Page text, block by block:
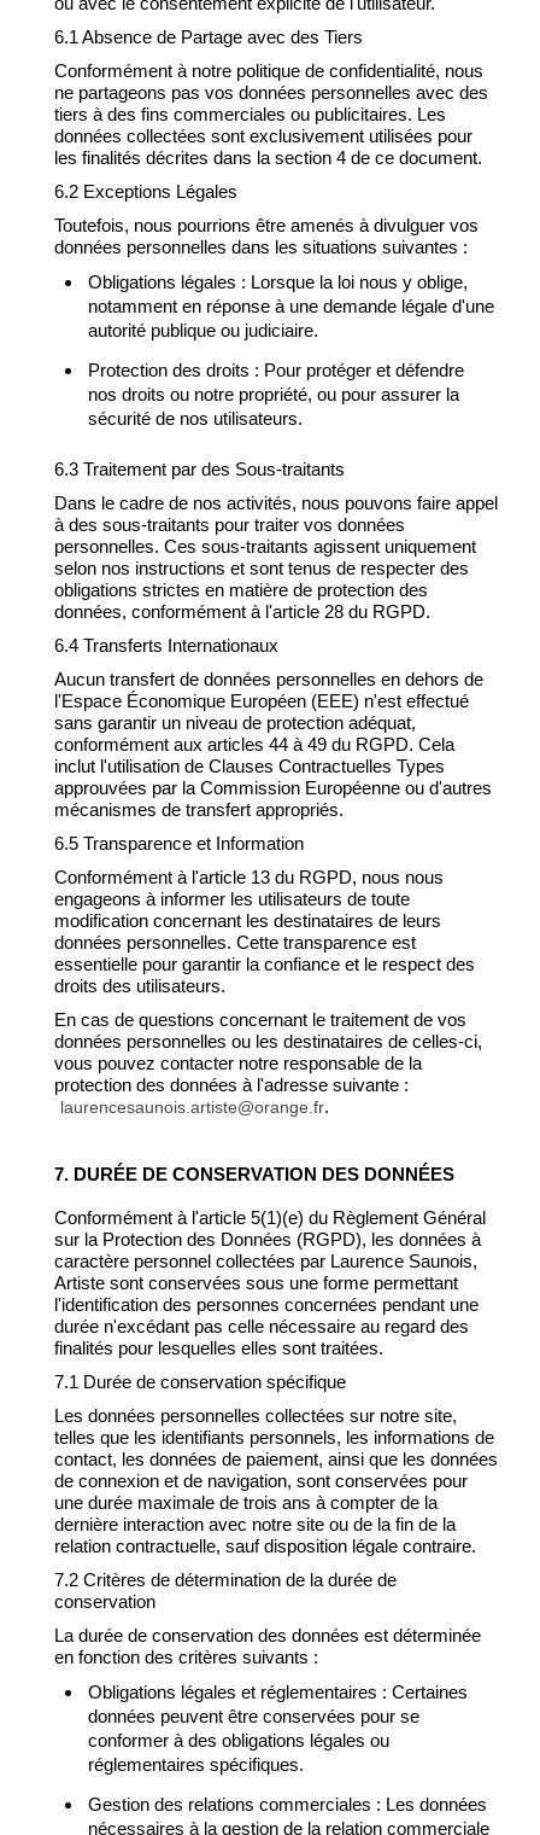
6.1 Absence de Partage avec des Tiers
Conformément à notre politique de confidentialité, nous
ne partageons pas vos données personnelles avec des
tiers à des fins commerciales ou publicitaires. Les
données collectées sont exclusivement utilisées pour
les finalités décrites dans la section 4 de ce document.
6.2 Exceptions Légales
Toutefois, nous pourrions être amenés à divulguer vos
données personnelles dans les situations suivantes :
Obligations légales : Lorsque la loi nous y oblige,
notamment en réponse à une demande légale d'une
autorité publique ou judiciaire.
Protection des droits : Pour protéger et défendre
nos droits ou notre propriété, ou pour assurer la
sécurité de nos utilisateurs.
6.3 Traitement par des Sous-traitants
Dans le cadre de nos activités, nous pouvons faire appel
à des sous-traitants pour traiter vos données
personnelles. Ces sous-traitants agissent uniquement
selon nos instructions et sont tenus de respecter des
obligations strictes en matière de protection des
données, conformément à l'article 28 du RGPD.
6.4 Transferts Internationaux
Aucun transfert de données personnelles en dehors de
l'Espace Économique Européen (EEE) n'est effectué
sans garantir un niveau de protection adéquat,
conformément aux articles 44 à 49 du RGPD. Cela
inclut l'utilisation de Clauses Contractuelles Types
approuvées par la Commission Européenne ou d'autres
mécanismes de transfert appropriés.
6.5 Transparence et Information
Conformément à l'article 13 du RGPD, nous nous
engageons à informer les utilisateurs de toute
modification concernant les destinataires de leurs
données personnelles. Cette transparence est
essentielle pour garantir la confiance et le respect des
droits des utilisateurs.
En cas de questions concernant le traitement de vos
données personnelles ou les destinataires de celles-ci,
vous pouvez contacter notre responsable de la
protection des données à l'adresse suivante :
laurencesaunois.artiste@orange.fr.
7. DURÉE DE CONSERVATION DES DONNÉES
Conformément à l'article 5(1)(e) du Règlement Général
sur la Protection des Données (RGPD), les données à
caractère personnel collectées par Laurence Saunois,
Artiste sont conservées sous une forme permettant
l'identification des personnes concernées pendant une
durée n'excédant pas celle nécessaire au regard des
finalités pour lesquelles elles sont traitées.
7.1 Durée de conservation spécifique
Les données personnelles collectées sur notre site,
telles que les identifiants personnels, les informations de
contact, les données de paiement, ainsi que les données
de connexion et de navigation, sont conservées pour
une durée maximale de trois ans à compter de la
dernière interaction avec notre site ou de la fin de la
relation contractuelle, sauf disposition légale contraire.
7.2 Critères de détermination de la durée de
conservation
La durée de conservation des données est déterminée
en fonction des critères suivants :
Obligations légales et réglementaires : Certaines
données peuvent être conservées pour se
conformer à des obligations légales ou
réglementaires spécifiques.
Gestion des relations commerciales : Les données
nécessaires à la gestion de la relation commerciale